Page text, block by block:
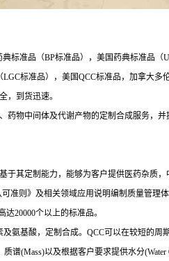
标准品（BP标准品），美国药典标准品（
标准品），美国QCC标准品，加拿大
，到货迅速。
物中间体及代谢产物的定制合成服务，
于其定制能力，能够为客户提供医药杂
准则》及相关领域应用说明编制质量管
20000个以上的标准品。
氨基酸，定制合成。QCC可以在较短的
(Mass)以及根据客户要求提供水分